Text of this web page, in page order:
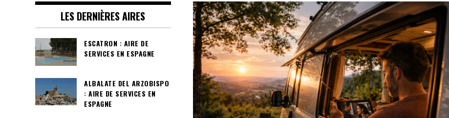
LES DERNIÈRES AIRES
ESCATRON : AIRE DE
SERVICES EN ESPAGNE
ALBALATE DEL ARZOBISPO
: AIRE DE SERVICES EN
ESPAGNE